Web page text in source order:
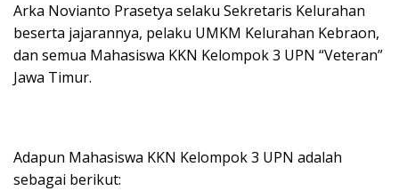
Arka Novianto Prasetya selaku Sekretaris Kelurahan
beserta jajarannya, pelaku UMKM Kelurahan Kebraon,
dan semua Mahasiswa KKN Kelompok 3 UPN “Veteran”
Jawa Timur.
Adapun Mahasiswa KKN Kelompok 3 UPN adalah
sebagai berikut: